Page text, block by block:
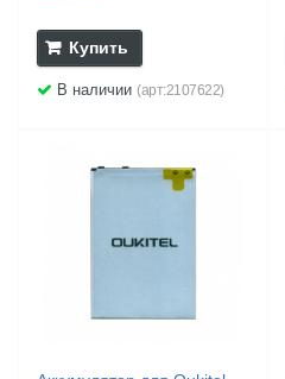
Купить
В наличии (арт:2107622)